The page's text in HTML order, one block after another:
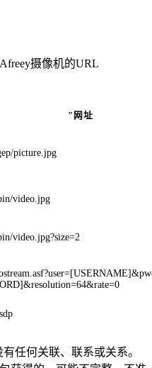
摄像机的URL
"网址
picture.jpg
video.jpg
video.jpg?size=2
任何关联、联系或关系。